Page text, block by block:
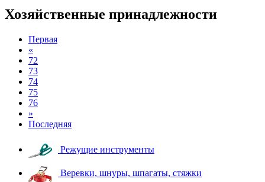
Хозяйственные принадлежности
Первая
«
72
73
74
75
76
»
Последняя
Режущие инструменты
Веревки, шнуры, шпагаты, стяжки